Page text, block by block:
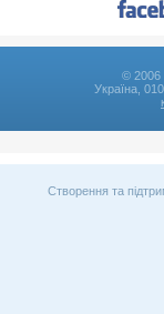
© 2006
Україна,
Створення та